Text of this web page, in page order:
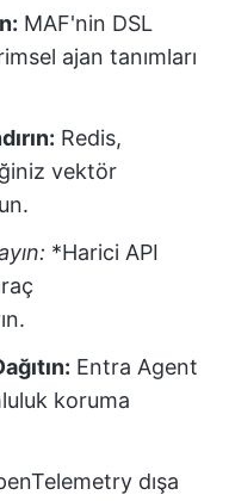
MAF'nin DSL
ajan tanımları
Redis,
vektör
*Harici API
Entra Agent
koruma
dışa